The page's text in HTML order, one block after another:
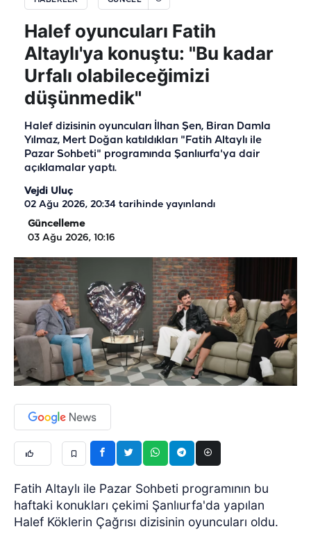
Halef oyuncuları Fatih
Altaylı'ya konuştu: "Bu kadar
Urfalı olabileceğimizi
düşünmedik"
Halef dizisinin oyuncuları İlhan Şen, Biran Damla
Yılmaz, Mert Doğan katıldıkları "Fatih Altaylı ile
Pazar Sohbeti" programında Şanlıurfa'ya dair
açıklamalar yaptı.
Vejdi Uluç
02 Ağu 2026, 20:34 tarihinde yayınlandı
Güncelleme
03 Ağu 2026, 10:16
Fatih Altaylı ile Pazar Sohbeti programının bu
haftaki konukları çekimi Şanlıurfa'da yapılan
Halef Köklerin Çağrısı dizisinin oyuncuları oldu.